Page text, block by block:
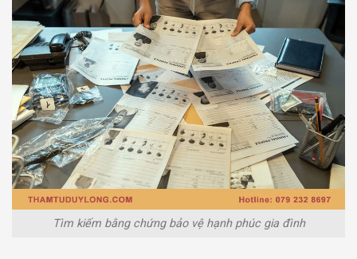
Tìm kiếm bằng chứng bảo vệ hạnh phúc gia đình